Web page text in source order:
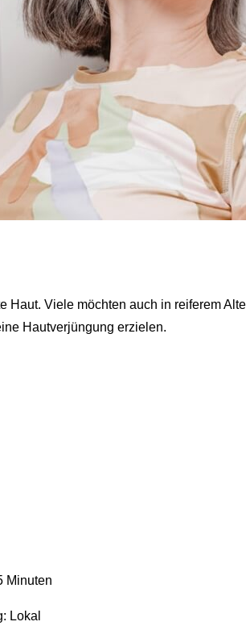
Viele möchten auch in reiferem
Hautverjüngung erzielen.
Minuten
Lokal